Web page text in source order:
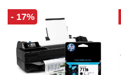
- 17%